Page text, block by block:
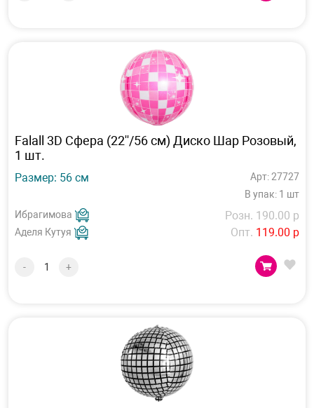
Falall 3D Сфера (22''/56 см) Диско Шар Розовый,
1 шт.
Размер: 56 см
Арт: 27727
В упак: 1 шт
Ибрагимова
Аделя Кутуя
Розн. 190.00 р
Опт. 119.00 р
- +